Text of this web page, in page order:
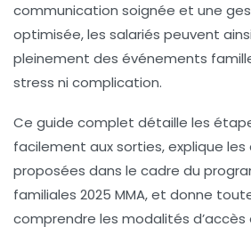
communication soignée et une
optimisée, les salariés peuvent
pleinement des événements
stress ni complication.
Ce guide complet détaille les
facilement aux sorties, explique
proposées dans le cadre du
familiales 2025 MMA, et donne
comprendre les modalités